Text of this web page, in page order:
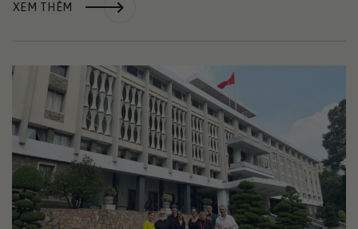
XEM THÊM